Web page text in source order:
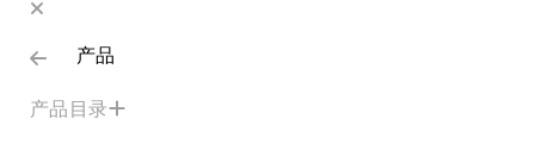
产品
产品目录